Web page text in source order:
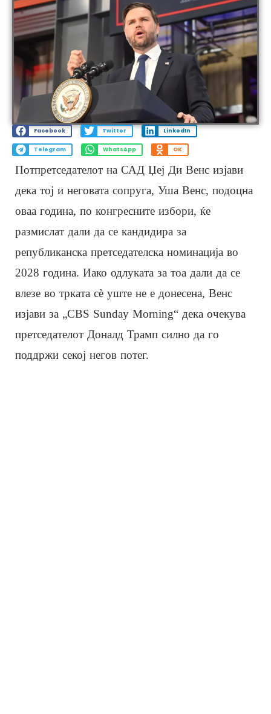
Facebook Twitter LinkedIn
Telegram WhatsApp OK
Потпретседателот на САД Џеј Ди Венс изјави
дека тој и неговата сопруга, Уша Венс, подоцна
оваа година, по конгресните избори, ќе
размислат дали да се кандидира за
републиканска претседателска номинација во
2028 година. Иако одлуката за тоа дали да се
влезе во трката сè уште не е донесена, Венс
изјави за „CBS Sunday Morning“ дека очекува
претседателот Доналд Трамп силно да го
поддржи секој негов потег.